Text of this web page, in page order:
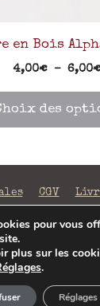
en Bois
4,00€ – 6,00
des
CGV
de Mots
| Conception
6,00€
pour vous
plus sur les
.
Réglages